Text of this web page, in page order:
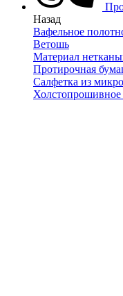
Назад
Вафельное
Ветошь
Материал
Протирочная
Салфетка из
Холстопрошивное